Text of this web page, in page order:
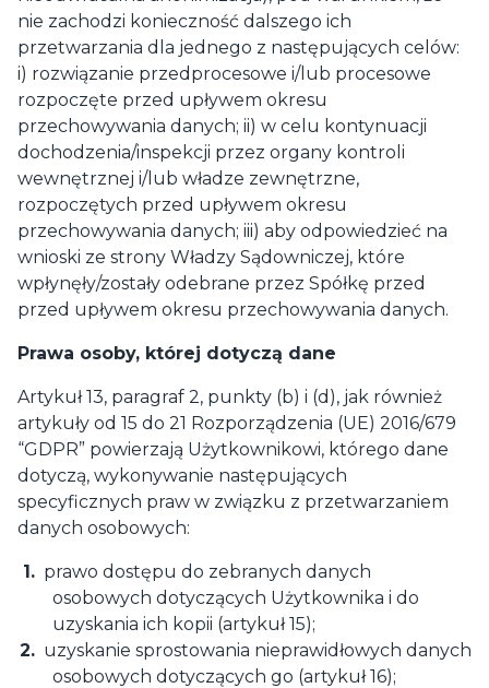
nie zachodzi konieczność dalszego ich
przetwarzania dla jednego z następujących celów:
i) rozwiązanie przedprocesowe i/lub procesowe
rozpoczęte przed upływem okresu
przechowywania danych; ii) w celu kontynuacji
dochodzenia/inspekcji przez organy kontroli
wewnętrznej i/lub władze zewnętrzne,
rozpoczętych przed upływem okresu
przechowywania danych; iii) aby odpowiedzieć na
wnioski ze strony Władzy Sądowniczej, które
wpłynęły/zostały odebrane przez Spółkę przed
przed upływem okresu przechowywania danych.
Prawa osoby, której dotyczą dane
Artykuł 13, paragraf 2, punkty (b) i (d), jak również
artykuły od 15 do 21 Rozporządzenia (UE) 2016/679
“GDPR” powierzają Użytkownikowi, którego dane
dotyczą, wykonywanie następujących
specyficznych praw w związku z przetwarzaniem
danych osobowych:
prawo dostępu do zebranych danych
osobowych dotyczących Użytkownika i do
uzyskania ich kopii (artykuł 15);
uzyskanie sprostowania nieprawidłowych danych
osobowych dotyczących go (artykuł 16);